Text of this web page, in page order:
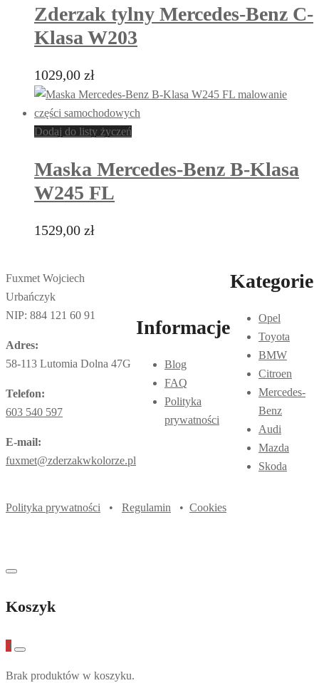
Zderzak tylny Mercedes-Benz C-
Klasa W203
1029,00 zł
Dodaj do listy życzeń
Maska Mercedes-Benz B-Klasa
W245 FL
1529,00 zł
Fuxmet Wojciech
Urbańczyk
NIP: 884 121 60 91
Adres:
58-113 Lutomia Dolna 47G
Telefon:
603 540 597
E-mail:
fuxmet@zderzakwkolorze.pl
Informacje
Blog
FAQ
Polityka
prywatności
Kategorie
Opel
Toyota
BMW
Citroen
Mercedes-
Benz
Audi
Mazda
Skoda
Polityka prywatności • Regulamin • Cookies
Koszyk
0
Brak produktów w koszyku.